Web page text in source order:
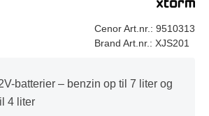
Cenor Art.nr.: 9510313
Brand Art.nr.: XJS201
batterier – benzin op til 7 liter og
4 liter